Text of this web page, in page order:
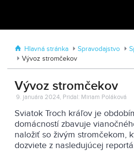
Hlavná stránka Spravodajstvo
Vývoz stromčekov
Vývoz stromčekov
9. januára 2024, Pridal: Miriam Poláková
Sviatok Troch kráľov je
domácností zbavuje
naložiť so živým stromčekom,
dozviete z nasledujúcej